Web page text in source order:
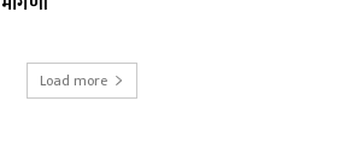
Load more